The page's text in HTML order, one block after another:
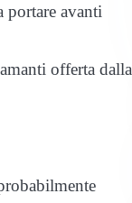
avanti
offerta dalla